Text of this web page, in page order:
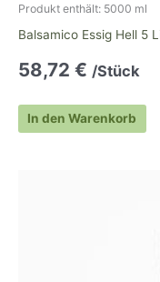
Produkt enthält: 5000 ml
Balsamico Essig Hell 5
58,72 € /Stück
In den Warenkorb